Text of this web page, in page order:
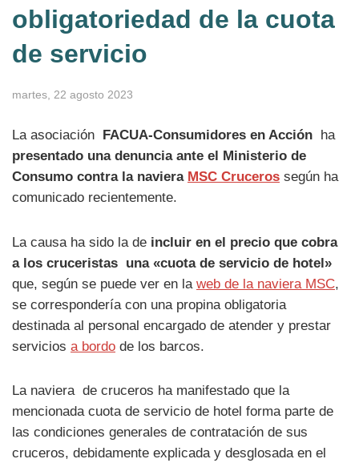
obligatoriedad de la cuota
de servicio
martes, 22 agosto 2023
La asociación FACUA-Consumidores en Acción ha
presentado una denuncia ante el Ministerio de
Consumo contra la naviera MSC Cruceros según ha
comunicado recientemente.
La causa ha sido la de incluir en el precio que cobra
a los cruceristas una «cuota de servicio de hotel»
que, según se puede ver en la web de la naviera MSC,
se correspondería con una propina obligatoria
destinada al personal encargado de atender y prestar
servicios a bordo de los barcos.
La naviera de cruceros ha manifestado que la
mencionada cuota de servicio de hotel forma parte de
las condiciones generales de contratación de sus
cruceros, debidamente explicada y desglosada en el